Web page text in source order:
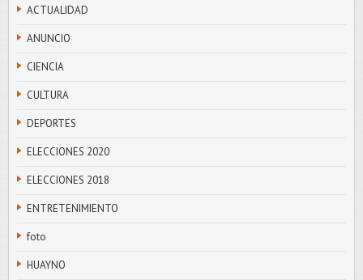
ACTUALIDAD
ANUNCIO
CIENCIA
CULTURA
DEPORTES
ELECCIONES 2020
ELECCIONES 2018
ENTRETENIMIENTO
foto
HUAYNO